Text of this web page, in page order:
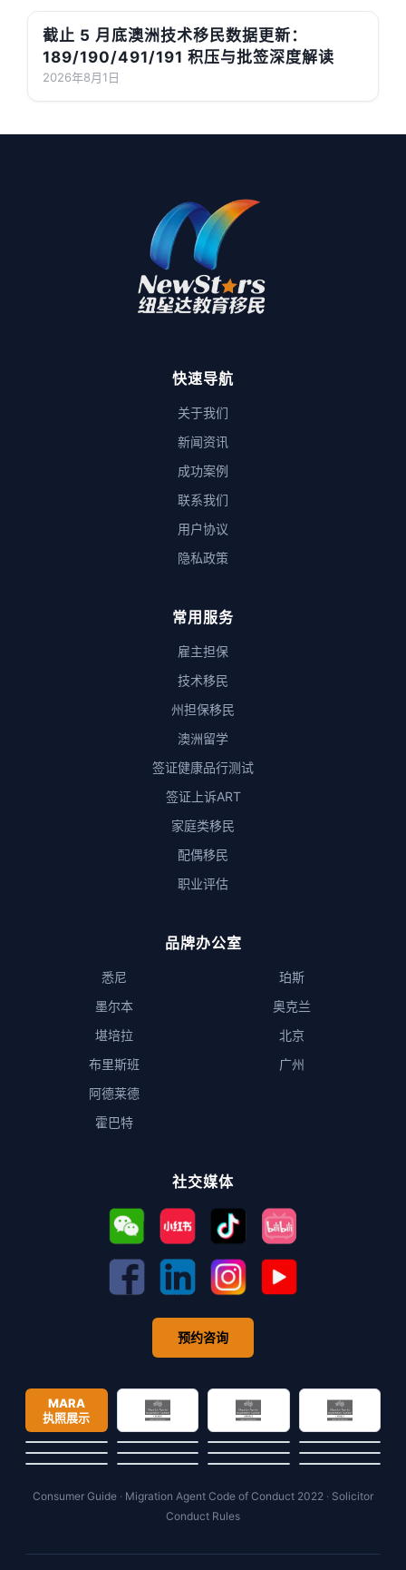
截止 5 月底澳洲技术移民数据更新：
189/190/491/191 积压与批签深度解读
2026年8月1日
快速导航
关于我们
新闻资讯
成功案例
联系我们
用户协议
隐私政策
常用服务
雇主担保
技术移民
州担保移民
澳洲留学
签证健康品行测试
签证上诉ART
家庭类移民
配偶移民
职业评估
品牌办公室
悉尼
墨尔本
堪培拉
布里斯班
阿德莱德
霍巴特
珀斯
奥克兰
北京
广州
社交媒体
预约咨询
MARA
执照展示
Consumer Guide · Migration Agent Code of Conduct 2022 · Solicitor
Conduct Rules